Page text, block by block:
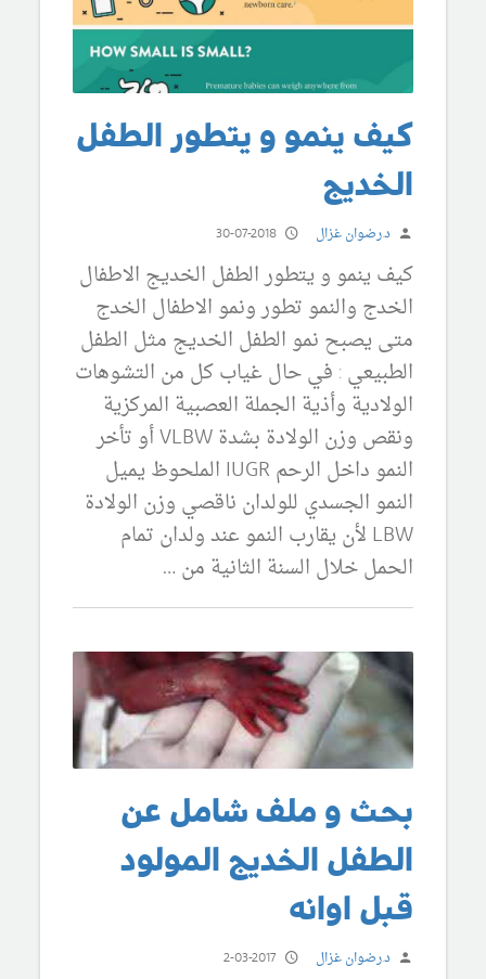
كيف ينمو و يتطور الطفل
الخديج
د.رضوان غزال 30-07-2018
كيف ينمو و يتطور الطفل الخديج الاطفال
الخدج والنمو تطور ونمو الاطفال الخدج
متى يصبح نمو الطفل الخديج مثل الطفل
الطبيعي : في حال غياب كل من التشوهات
الولادية وأذية الجملة العصبية المركزية
ونقص وزن الولادة بشدة VLBW أو تأخر
النمو داخل الرحم IUGR الملحوظ يميل
النمو الجسدي للولدان ناقصي وزن الولادة
LBW لأن يقارب النمو عند ولدان تمام
الحمل خلال السنة الثانية من …
بحث و ملف شامل عن
الطفل الخديج المولود
قبل اوانه
د.رضوان غزال 2-03-2017